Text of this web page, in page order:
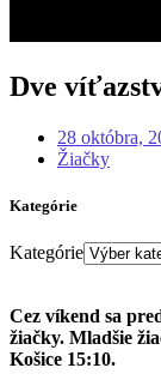
Dve
28 októbra,
Žiačky
Kategórie
Kategórie
Cez víkend sa
žiačky. Mladšie
Košice 15:10.